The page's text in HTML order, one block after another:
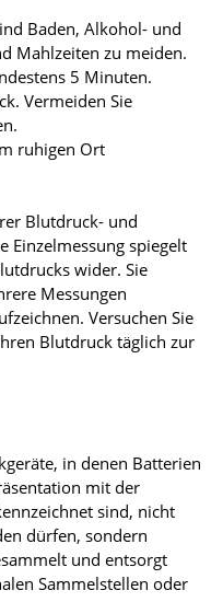
Baden, Alkohol- und
Mahlzeiten zu meiden.
5 Minuten.
Vermeiden Sie
ruhigen Ort
Blutdruck- und
Einzelmessung spiegelt
wider. Sie
Messungen
Versuchen Sie
Blutdruck täglich zur
in denen Batterien
mit der
sind, nicht
dürfen, sondern
und entsorgt
Sammel­stellen oder